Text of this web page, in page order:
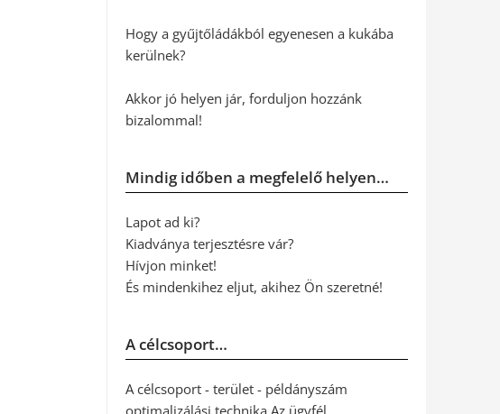
Hogy a gyűjtőládákból egyenesen a kukába
kerülnek?
Akkor jó helyen jár, forduljon hozzánk
bizalommal!
Mindig időben a megfelelő helyen…
Lapot ad ki?
Kiadványa terjesztésre vár?
Hívjon minket!
És mindenkihez eljut, akihez Ön szeretné!
A célcsoport…
A célcsoport - terület - példányszám
optimalizálási technika Az ügyfél